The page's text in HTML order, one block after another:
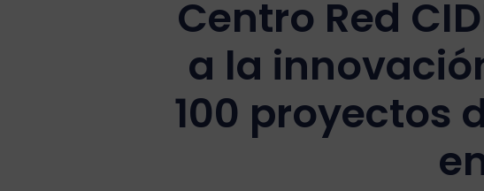
Centro Red
a la
100 proyectos